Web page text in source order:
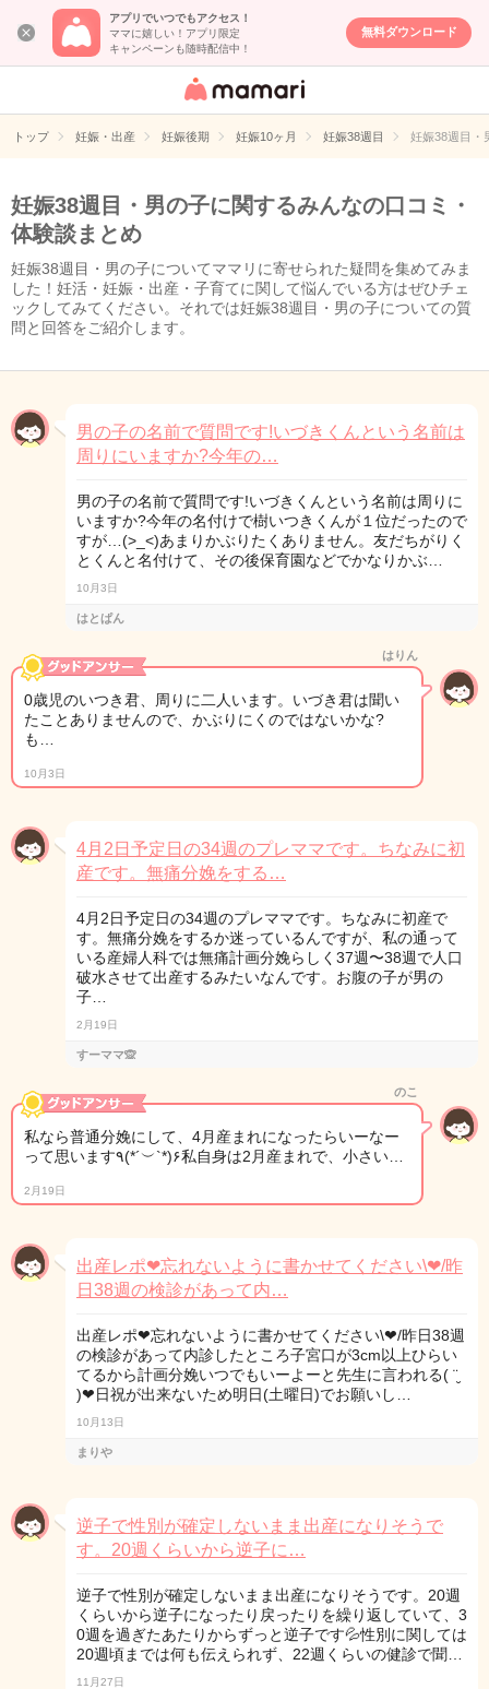
アプリでいつでもアクセス！
ママに嬉しい！アプリ限定
キャンペーンも随時配信中！
無料ダウンロード
女性専用匿名QA
イト
トップ 妊娠・出産 妊娠後期 妊娠10ヶ月 妊娠38週目 妊娠38週目
妊娠38週目・男の子に関するみんなの口コミ・
体験談まとめ
妊娠38週目・男の子についてママリに寄せられた疑問を集めてみま
した！妊活・妊娠・出産・子育てに関して悩んでいる方はぜひチェ
ックしてみてください。それでは妊娠38週目・男の子についての質
問と回答をご紹介します。
男の子の名前で質問です!いづきくんという名前は
周りにいますか?今年の…
男の子の名前で質問です!いづきくんという名前は周りに
いますか?今年の名付けで樹いつきくんが１位だったので
すが…(>_<)あまりかぶりたくありません。友だちがりく
とくんと名付けて、その後保育園などでかなりかぶ…
10月3日
はとぱん
はりん
0歳児のいつき君、周りに二人います。いづき君は聞い
たことありませんので、かぶりにくのではないかな?
も…
10月3日
4月2日予定日の34週のプレママです。ちなみに初
産です。無痛分娩をする…
4月2日予定日の34週のプレママです。ちなみに初産で
す。無痛分娩をするか迷っているんですが、私の通って
いる産婦人科では無痛計画分娩らしく37週〜38週で人口
破水させて出産するみたいなんです。お腹の子が男の
子…
2月19日
すーママ🙊
のこ
私なら普通分娩にして、4月産まれになったらいーなー
って思います٩(*´︶`*)۶私自身は2月産まれで、小さい…
2月19日
出産レポ❤忘れないように書かせてください\❤︎/昨
日38週の検診があって内…
出産レポ❤忘れないように書かせてください\❤︎/昨日38週
の検診があって内診したところ子宮口が3cm以上ひらい
てるから計画分娩いつでもいーよーと先生に言われる( ¨̮
)︎︎❤︎︎日祝が出来ないため明日(土曜日)でお願いし…
10月13日
まりや
逆子で性別が確定しないまま出産になりそうで
す。20週くらいから逆子に…
逆子で性別が確定しないまま出産になりそうです。20週
くらいから逆子になったり戻ったりを繰り返していて、3
0週を過ぎたあたりからずっと逆子です💦性別に関しては
20週頃までは何も伝えられず、22週くらいの健診で聞…
11月27日